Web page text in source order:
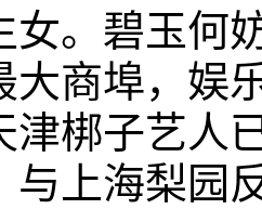
女。碧玉何
大商埠，娱
津梆子艺人
与上海梨园